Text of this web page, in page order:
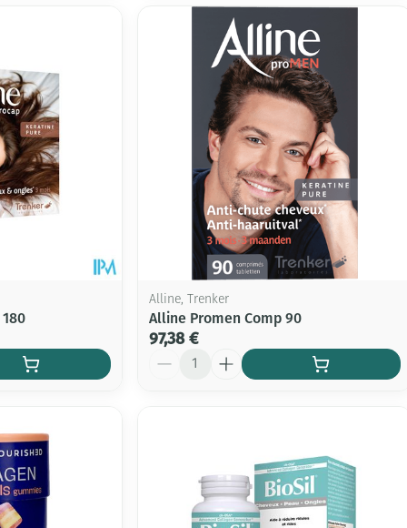
Alline, Trenker
Alline Promen Comp 90
97,38 €
Quantité